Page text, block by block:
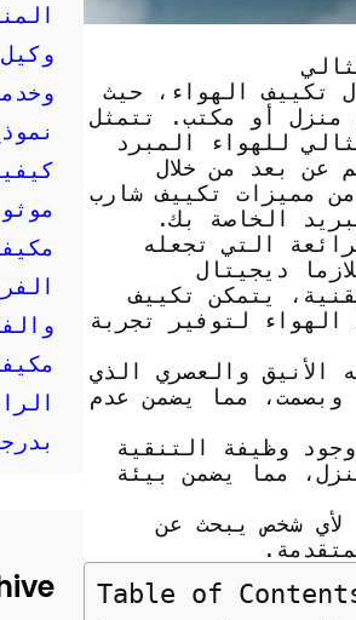
تكييف الهواء، حيث
منزل أو مكتب. تتمثل
للهواء المبرد
عن بعد من خلال
مميزات تكييف شارب
الخاصة بك.
التي تجعله
ديجيتال
يتمكن تكييف
لتوفير تجربة
الأنيق والعصري الذي
وبصمت، مما يضمن عدم
وظيفة التنقية
مما يضمن بيئة
لأي شخص يبحث عن
Table of